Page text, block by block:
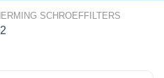
SCHROEFFILTERS